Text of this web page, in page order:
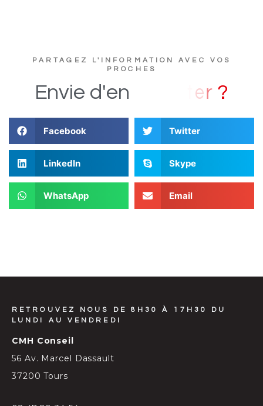
PARTAGEZ L'INFORMATION AVEC VOS
PROCHES
Envie d'en ?
Facebook Twitter
LinkedIn Skype
WhatsApp Email
RETROUVEZ NOUS DE 8H30 À 17H30 DU
LUNDI AU VENDREDI
CMH Conseil
56 Av. Marcel Dassault
37200 Tours